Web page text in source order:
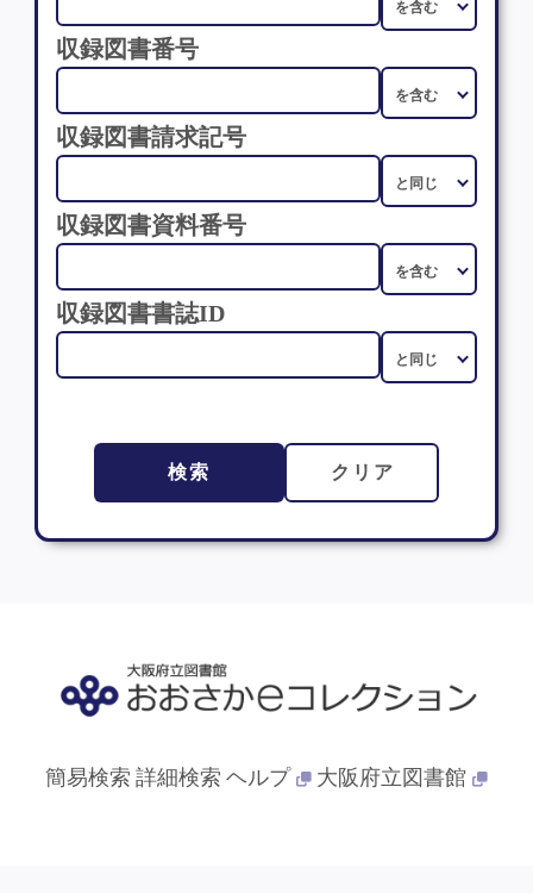
収録図書番号
収録図書請求記号
収録図書資料番号
収録図書書誌ID
検索 クリア
簡易検索 詳細検索 ヘルプ 大阪府立図書館